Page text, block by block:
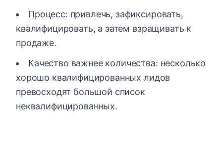
Процесс: привлечь, зафиксировать,
квалифицировать, а затем взращивать к
продаже.
Качество важнее количества: несколько
хорошо квалифицированных лидов
превосходят большой список
неквалифицированных.